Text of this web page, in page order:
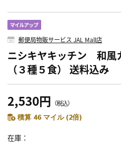
郵便局物販サービス JAL Mall店
ニシキヤキッチン 和
（３種５食） 送料込み
2,530円 （税込）
積算 46 マイル (2倍)
在庫